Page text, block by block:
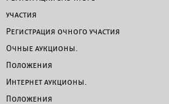
участия
Регистрация очного участия
Очные аукционы.
Положения
Интернет аукционы.
Положения